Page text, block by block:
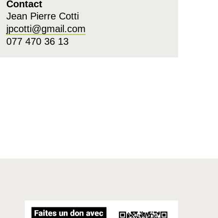
Contact
Jean Pierre Cotti
jpcotti@gmail.com
077 470 36 13